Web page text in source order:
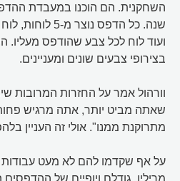
השחקנית. הם הוכנו במעבדת
שנה. כל הדפס
ועוד לוח לכל צבע שהודפס מעליו.
בצירופי צבעים שונים ומעניינים.
וורהול אמר על החזרות המרובות
שאתה מביט יותר, אתה מרגיש
מתרוקנת ממנו". אולי זה העניין
על אף שקדמו להם לא מעט עבודות
מרילין, גודלם ויופיים של